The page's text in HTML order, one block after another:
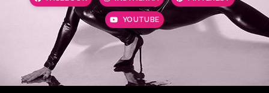
YOUTUBE